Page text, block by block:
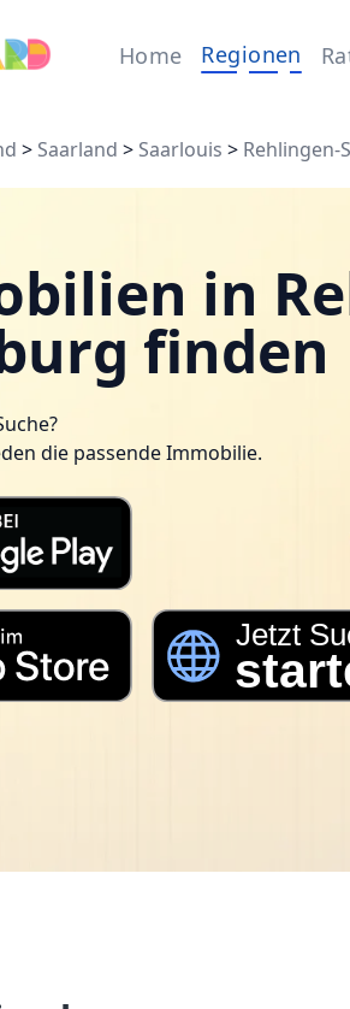
Home Regionen
> Saarland > Saarlouis > Rehlingen-
in
finden
die passende Immobilie.